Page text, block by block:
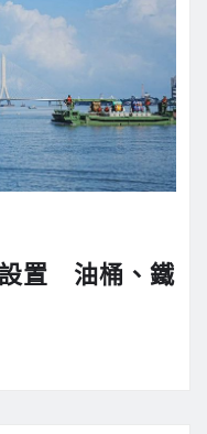
置 油桶、鐵